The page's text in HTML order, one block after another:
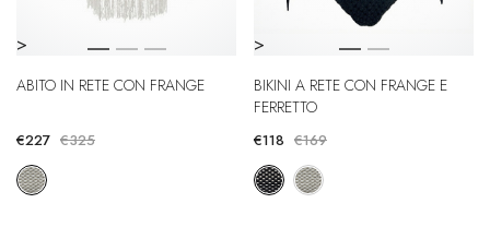
>
ABITO IN RETE CON FRANGE
€227 €325
>
BIKINI A RETE CON FRANGE E
FERRETTO
€118 €169